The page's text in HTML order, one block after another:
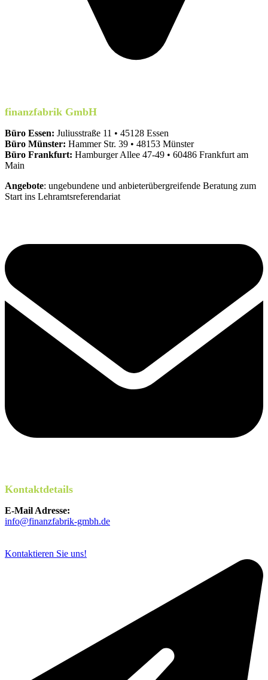
finanzfabrik GmbH
Büro Essen: Juliusstraße 11 • 45128 Essen
Büro Münster: Hammer Str. 39 • 48153 Münster
Büro Frankfurt: Hamburger Allee 47-49 • 60486 Frankfurt am
Main
Angebote: ungebundene und anbieterübergreifende Beratung zum
Start ins Lehramtsreferendariat
Kontaktdetails
E-Mail Adresse:
info@finanzfabrik-gmbh.de
Kontaktieren Sie uns!